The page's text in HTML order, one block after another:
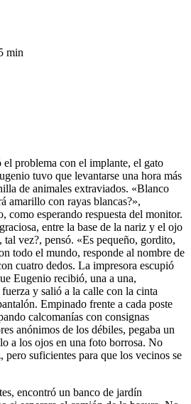
min
el problema con el implante, el gato
tuvo que levantarse una hora más
de animales extraviados. «Blanco
amarillo con rayas blancas?»,
como esperando respuesta del monitor.
entre la base de la nariz y el ojo
vez?, pensó. «Es pequeño, gordito,
todo el mundo, responde al nombre de
cuatro dedos. La impresora escupió
Eugenio recibió, una a una,
y salió a la calle con la cinta
Empinado frente a cada poste
calcomanías con consignas
anónimos de los débiles, pegaba un
a los ojos en una foto borrosa. No
pero suficientes para que los vecinos se
encontró un banco de jardín